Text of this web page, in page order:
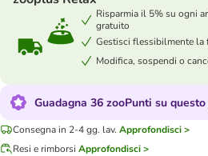
Risparmia il 5% su ogni
gratuito
Gestisci flessibilmente la
Modifica, sospendi o
Guadagna 36 zooPunti su
Consegna in 2-4 gg. lav. Approfondisci >
Resi e rimborsi Approfondisci >